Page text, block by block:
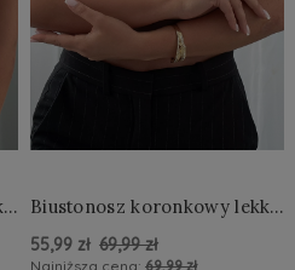
Biustonosz koronkowy lekki
55,99 zł 69,99 zł
Najniższa cena: 69,99 zł